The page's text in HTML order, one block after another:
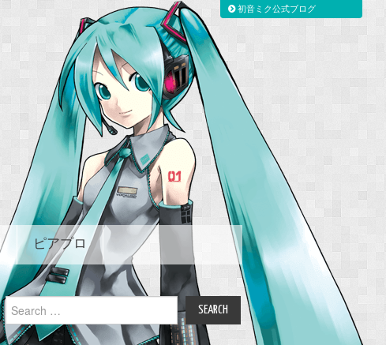
ピアプロ
Search
for:
初音ミク公式ブログ